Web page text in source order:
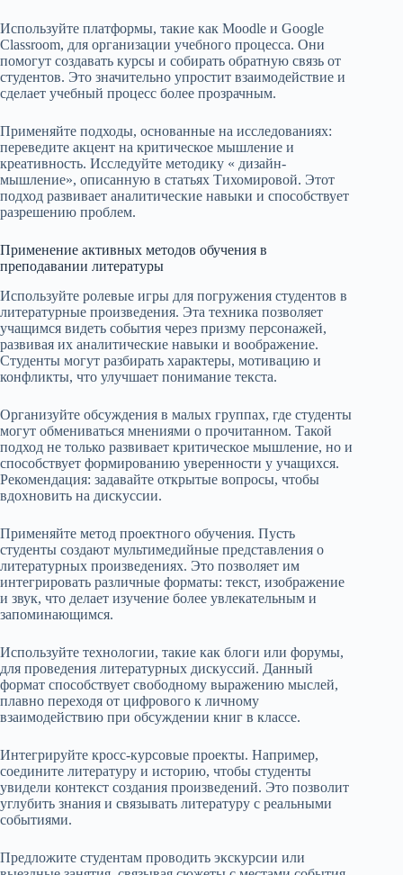
Используйте платформы, такие как Moodle и Google
Classroom, для организации учебного процесса. Они
помогут создавать курсы и собирать обратную связь от
студентов. Это значительно упростит взаимодействие и
сделает учебный процесс более прозрачным.
Применяйте подходы, основанные на исследованиях:
переведите акцент на критическое мышление и
креативность. Исследуйте методику « дизайн-
мышление», описанную в статьях Тихомировой. Этот
подход развивает аналитические навыки и способствует
разрешению проблем.
Применение активных методов обучения в
преподавании литературы
Используйте ролевые игры для погружения студентов в
литературные произведения. Эта техника позволяет
учащимся видеть события через призму персонажей,
развивая их аналитические навыки и воображение.
Студенты могут разбирать характеры, мотивацию и
конфликты, что улучшает понимание текста.
Организуйте обсуждения в малых группах, где студенты
могут обмениваться мнениями о прочитанном. Такой
подход не только развивает критическое мышление, но и
способствует формированию уверенности у учащихся.
Рекомендация: задавайте открытые вопросы, чтобы
вдохновить на дискуссии.
Применяйте метод проектного обучения. Пусть
студенты создают мультимедийные представления о
литературных произведениях. Это позволяет им
интегрировать различные форматы: текст, изображение
и звук, что делает изучение более увлекательным и
запоминающимся.
Используйте технологии, такие как блоги или форумы,
для проведения литературных дискуссий. Данный
формат способствует свободному выражению мыслей,
плавно переходя от цифрового к личному
взаимодействию при обсуждении книг в классе.
Интегрируйте кросс-курсовые проекты. Например,
соедините литературу и историю, чтобы студенты
увидели контекст создания произведений. Это позволит
углубить знания и связывать литературу с реальными
событиями.
Предложите студентам проводить экскурсии или